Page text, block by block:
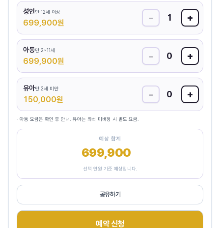
성인만 12세 이상
699,900원 - 1 +
아동만 2~11세
699,900원 - 0 +
유아만 2세 미만
150,000원 - 0 +
· 아동 요금은 확인 후 안내. 유아는 좌석 미배정 시 별도 요금.
예상 합계
699,900
선택 인원 기준 예상입니다.
공유하기
예약 신청